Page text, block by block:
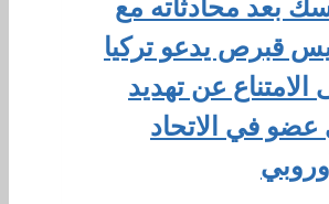
بعد محادثاته مع
قبرص يدعو تركيا
الامتناع عن تهديد
عضو في الاتحاد